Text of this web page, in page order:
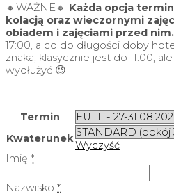
🔸WAŻNE🔸 Każda opcja
kolacją oraz wieczornymi
obiadem i zajęciami przed nim.
17:00, a co do długości doby
znaka, klasycznie jest do 11:00,
wydłużyć 😉
Termin
Kwaterunek
Wyczyść
Imię *
Nazwisko *